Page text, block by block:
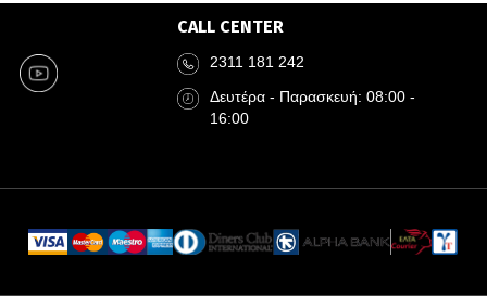
CALL CENTER
2311 181 242
Δευτέρα - Παρασκευή: 08:00 -
16:00